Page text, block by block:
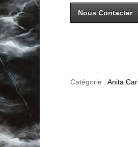
Nous Contacter
Catégorie : Anita